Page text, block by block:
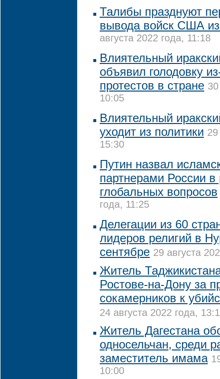
Талибы празднуют
вывода войск США
августа 2022 года, 11:18
Влиятельный
объявил голодовку
протестов в стране
10:05
Влиятельный
уходит из политики 29
15:30
Путин назвал
партнерами России
глобальных вопросов
года, 11:25
Делегации из 60
лидеров религий в
сентябре 29 августа
Житель
Ростове-на-Дону за
сокамерников к
24 августа 2022 года,
Житель Дагестана
односельчан, среди
заместитель имама
10:00